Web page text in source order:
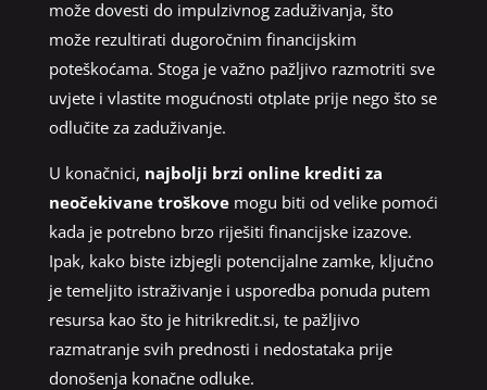
može dovesti do impulzivnog zaduživanja, što
može rezultirati dugoročnim financijskim
poteškoćama. Stoga je važno pažljivo razmotriti sve
uvjete i vlastite mogućnosti otplate prije nego što se
odlučite za zaduživanje.
U konačnici, najbolji brzi online krediti za
neočekivane troškovemogu biti od velike pomoći
kada je potrebno brzo riješiti financijske izazove.
Ipak, kako biste izbjegli potencijalne zamke, ključno
je temeljito istraživanje i usporedba ponuda putem
resursa kao što je hitrikredit.si, te pažljivo
razmatranje svih prednosti i nedostataka prije
donošenja konačne odluke.